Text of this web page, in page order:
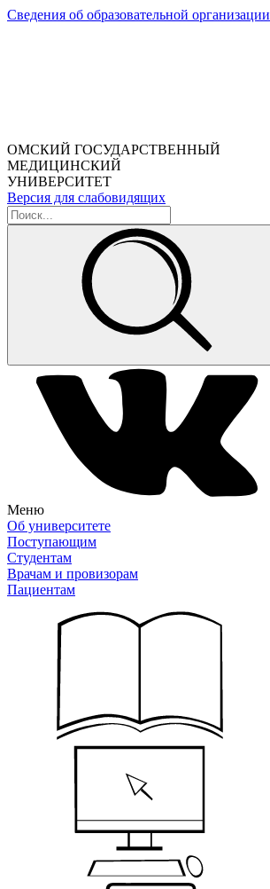
Сведения об образовательной организации
ОМСКИЙ ГОСУДАРСТВЕННЫЙ
МЕДИЦИНСКИЙ
УНИВЕРСИТЕТ
Версия для слабовидящих
Меню
Об университете
Поступающим
Студентам
Врачам и провизорам
Пациентам